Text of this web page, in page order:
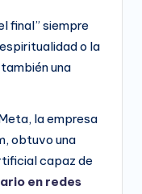
final” siempre
o la
una
la empresa
obtuvo una
capaz de
en redes